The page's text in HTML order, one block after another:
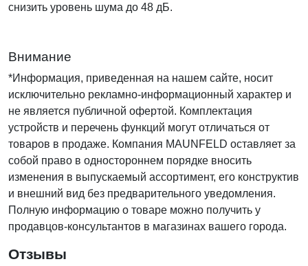
снизить уровень шума до 48 дБ.
Внимание
*Информация, приведенная на нашем сайте, носит
исключительно рекламно-информационный характер и
не является публичной офертой. Комплектация
устройств и перечень функций могут отличаться от
товаров в продаже. Компания MAUNFELD оставляет за
собой право в одностороннем порядке вносить
изменения в выпускаемый ассортимент, его конструктив
и внешний вид без предварительного уведомления.
Полную информацию о товаре можно получить у
продавцов-консультантов в магазинах вашего города.
Отзывы